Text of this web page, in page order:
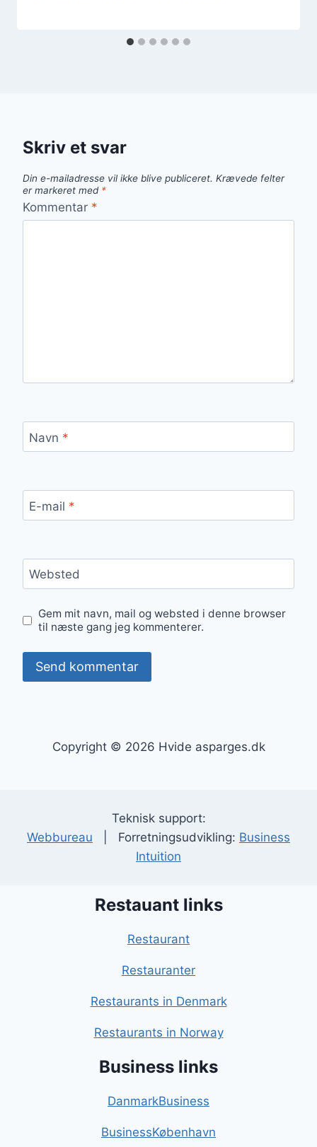
Skriv et svar
Din e-mailadresse vil ikke blive publiceret. Krævede felter
er markeret med *
Kommentar *
Navn *
E-mail *
Websted
Gem mit navn, mail og websted i denne browser
til næste gang jeg kommenterer.
Copyright © 2026 Hvide asparges.dk
Teknisk support:
Webbureau | Forretningsudvikling: Business
Intuition
Restauant links
Restaurant
Restauranter
Restaurants in Denmark
Restaurants in Norway
Business links
DanmarkBusiness
BusinessKøbenhavn